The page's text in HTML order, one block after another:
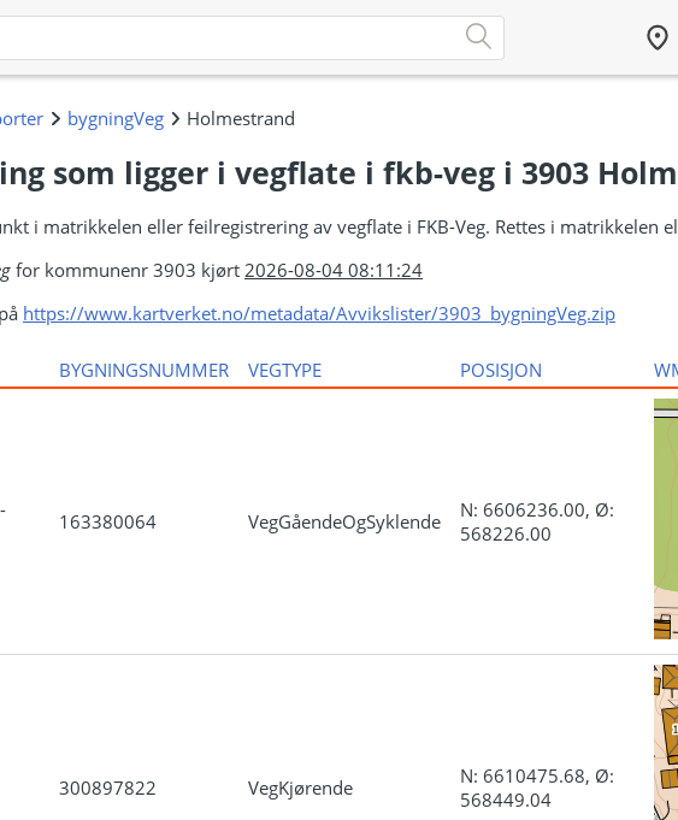
som ligger i vegflate i fkb-veg i 3903
i matrikkelen eller feilregistrering av vegflate i FKB-Veg. Rettes i matrikkelen
for kommunenr 3903 kjørt 2026-08-04 08:11:24
https://www.kartverket.no/metadata/Avvikslister/3903_bygningVeg.zip
BYGNINGSNUMMER VEGTYPE POSISJON
163380064 VegGåendeOgSyklende
N: 6606236.00, Ø:
568226.00
300897822 VegKjørende
N: 6610475.68, Ø:
568449.04